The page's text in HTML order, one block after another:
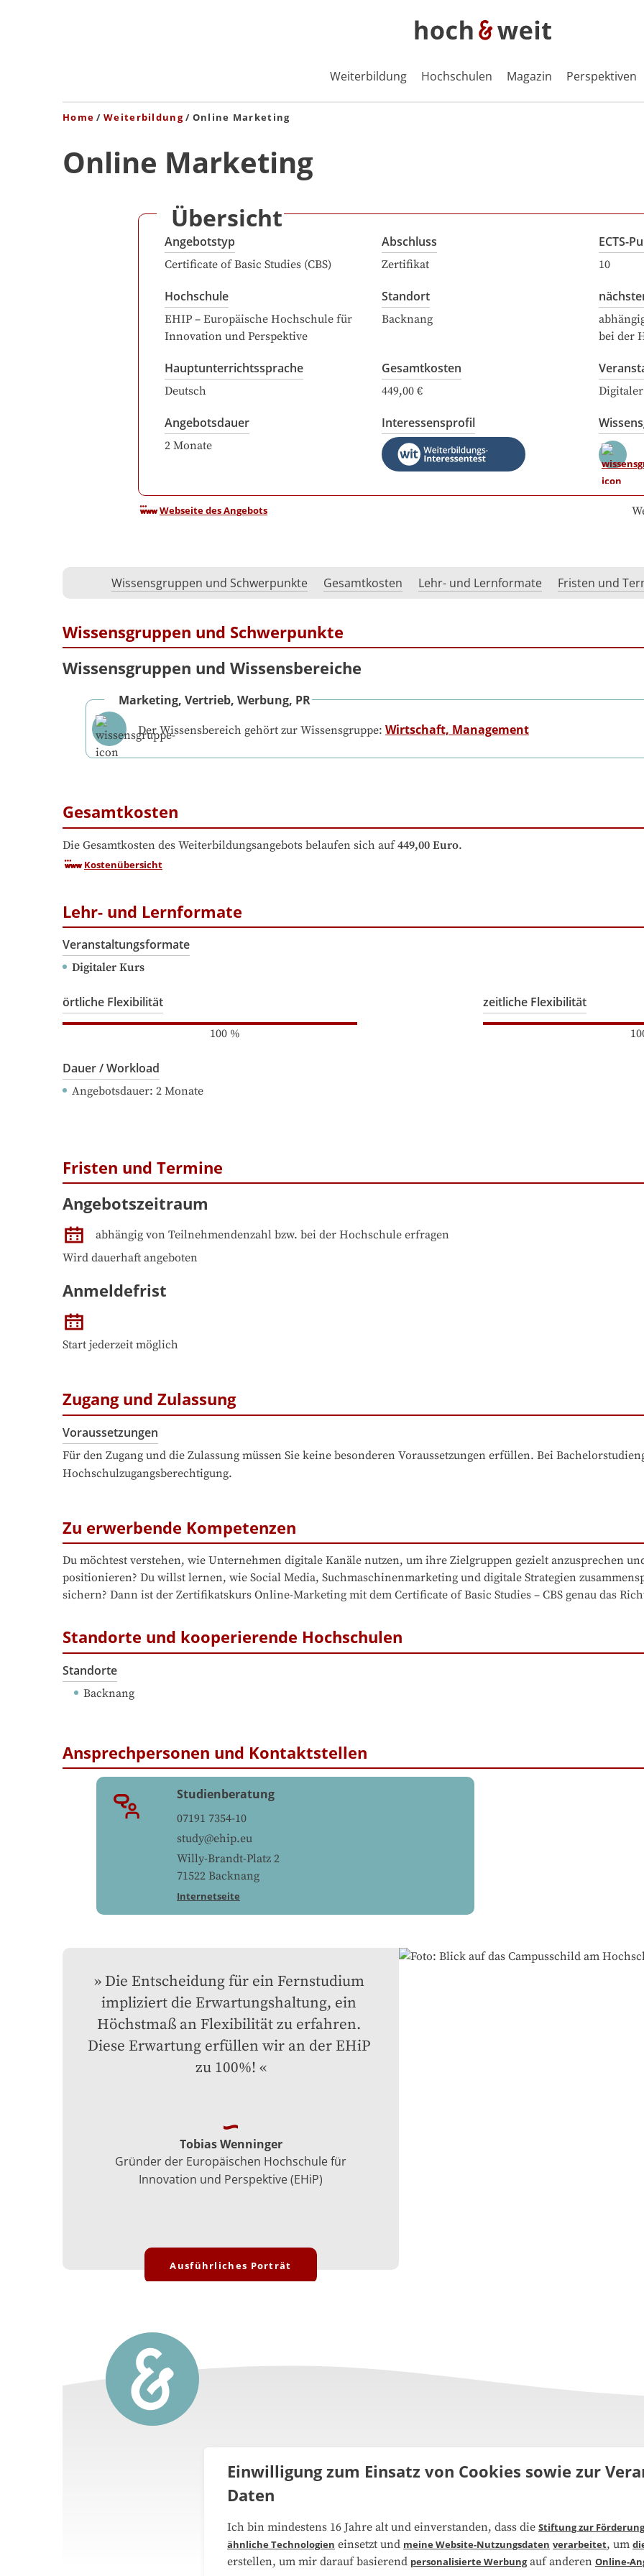
Weiterbildung Hochschulen Magazin Perspektiven
Home Weiterbildung Online Marketing
Online Marketing
Übersicht
Angebotstyp
Certificate of Basic Studies (CBS)
Abschluss
Zertifikat
ECTS-
10
Hochschule
EHIP – Europäische Hochschule für
Innovation und Perspektive
Standort
Backnang
bei der
Hauptunterrichtssprache
Deutsch
Gesamtkosten
449,00 €
Angebotsdauer
2 Monate
Interessensprofil
Webseite des Angebots
Wissensgruppen und Schwerpunkte Gesamtkosten Lehr- und Lernformate Fristen und
Wissensgruppen und Schwerpunkte
Wissensgruppen und Wissensbereiche
Marketing, Vertrieb, Werbung, PR
Der Wissensbereich gehört zur Wissensgruppe: Wirtschaft, Management
Gesamtkosten
Die Gesamtkosten des Weiterbildungsangebots belaufen sich auf 449,00 Euro.
Kostenübersicht
Lehr- und Lernformate
Veranstaltungsformate
Digitaler Kurs
örtliche Flexibilität
100%
zeitliche Flexibilität
Dauer / Workload
Angebotsdauer: 2 Monate
Fristen und Termine
Angebotszeitraum
abhängig von Teilnehmendenzahl bzw. bei der Hochschule erfragen
Wird dauerhaft angeboten
Anmeldefrist
Start jederzeit möglich
Zugang und Zulassung
Voraussetzungen
Für den Zugang und die Zulassung müssen Sie keine besonderen Voraussetzungen erfüllen. Bei
Hochschulzugangsberechtigung.
Zu erwerbende Kompetenzen
Du möchtest verstehen, wie Unternehmen digitale Kanäle nutzen, um ihre Zielgruppen gezielt anzusprechen
positionieren? Du willst lernen, wie Social Media, Suchmaschinenmarketing und digitale Strategien
sichern? Dann ist der Zertifikatskurs Online-Marketing mit dem Certificate of Basic Studies – CBS genau das
Standorte und kooperierende Hochschulen
Standorte
Backnang
Ansprechpersonen und Kontaktstellen
Studienberatung
07191 7354-10
study@ehip.eu
Willy-Brandt-Platz 2
71522 Backnang
Internetseite
Die Entscheidung für ein Fernstudium
impliziert die Erwartungshaltung, ein
Höchstmaß an Flexibilität zu erfahren.
Diese Erwartung erfüllen wir an der EHiP
zu 100%!
Tobias Wenninger
Gründer der Europäischen Hochschule für
Innovation und Perspektive (EHiP)
Ausführliches Porträt
Medienarbeit Kooperationen
Einwilligung zum Einsatz von Cookies sowie zur
Daten
Ich bin mindestens 16 Jahre alt und einverstanden, dass die Stiftung zur
ähnliche Technologien einsetzt und meine Website-Nutzungsdaten verarbeitet, um
erstellen, um mir darauf basierend personalisierte Werbungauf anderen Online-